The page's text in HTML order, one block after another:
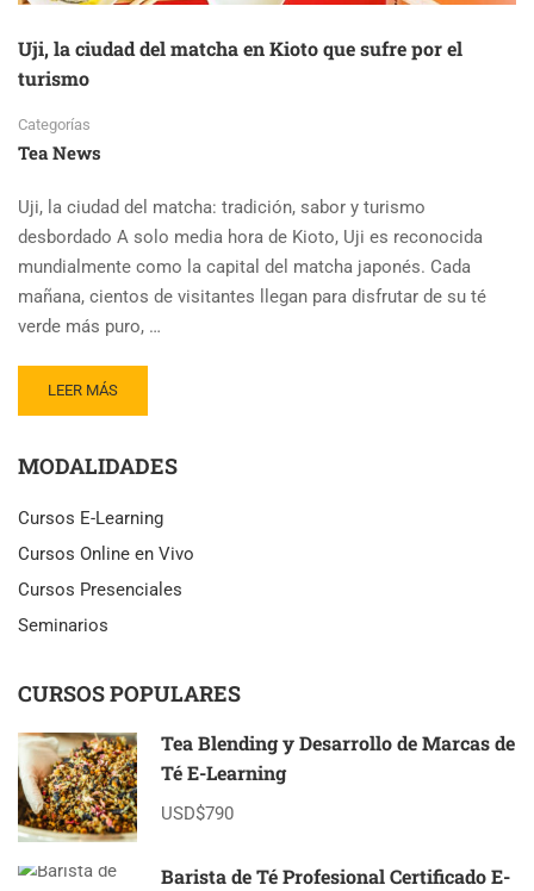
Uji, la ciudad del matcha en Kioto que sufre por el
turismo
Categorías
Tea News
Uji, la ciudad del matcha: tradición, sabor y turismo
desbordado A solo media hora de Kioto, Uji es reconocida
mundialmente como la capital del matcha japonés. Cada
mañana, cientos de visitantes llegan para disfrutar de su té
verde más puro, …
READ
MORE
UJI,
CIUDAD
MATCHA
QUE
EL
LEER MÁS
MODALIDADES
Cursos E-Learning
Cursos Online en Vivo
Cursos Presenciales
Seminarios
CURSOS POPULARES
Tea Blending y Desarrollo de Marcas de
Té E-Learning
USD$790
Barista de Té Profesional Certificado E-